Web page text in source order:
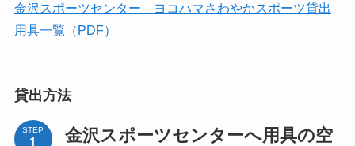
金沢スポーツセンター ヨコハマさわやかスポーツ貸出
用具一覧（PDF）
貸出方法
STEP
金沢スポーツセンターへ用具の空